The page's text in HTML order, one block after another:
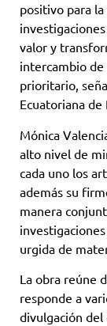
positivo para
valor y
intercambio de
prioritario,
Ecuatoriana de
Mónica
alto nivel de
cada uno los
además su
manera
urgida de
La obra reúne
responde a
divulgación